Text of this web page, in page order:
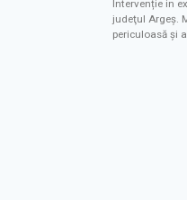
Intervenție in
judeţul Argeș.
periculoasă și